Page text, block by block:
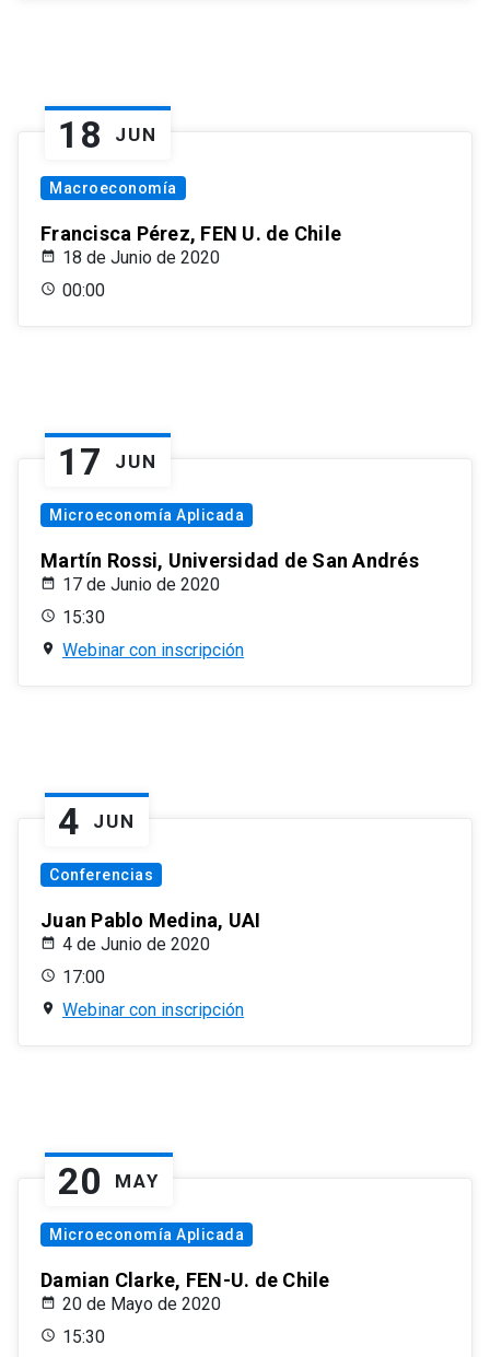
18 JUN
Macroeconomía
Francisca Pérez, FEN U. de Chile
18 de Junio de 2020
00:00
17 JUN
Microeconomía Aplicada
Martín Rossi, Universidad de San Andrés
17 de Junio de 2020
15:30
Webinar con inscripción
4 JUN
Conferencias
Juan Pablo Medina, UAI
4 de Junio de 2020
17:00
Webinar con inscripción
20 MAY
Microeconomía Aplicada
Damian Clarke, FEN-U. de Chile
20 de Mayo de 2020
15:30